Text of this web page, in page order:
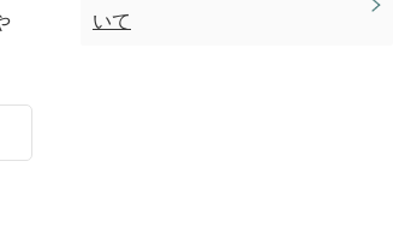
いて